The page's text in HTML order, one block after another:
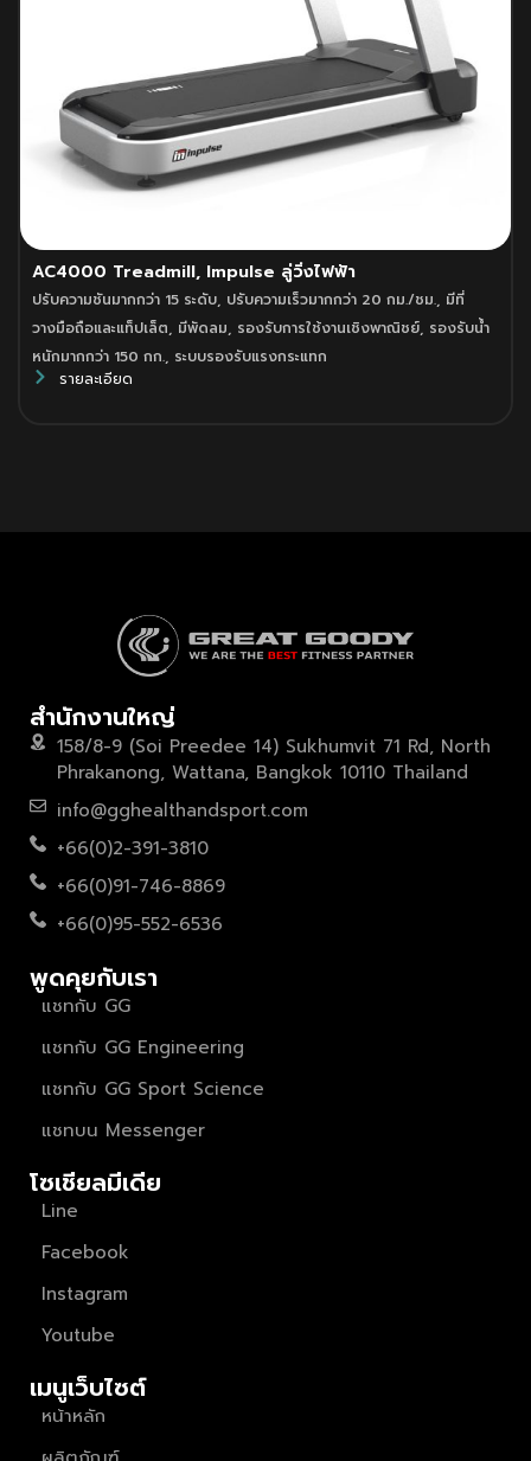
AC4000 Treadmill, Impulse ลู่วิ่งไฟฟ้า
ปรับความชันมากกว่า 15 ระดับ, ปรับความเร็วมากกว่า 20 กม./ชม., มีที่
วางมือถือและแท็ปเล็ต, มีพัดลม, รองรับการใช้งานเชิงพาณิชย์, รองรับน้ำ
หนักมากกว่า 150 กก., ระบบรองรับแรงกระแทก
รายละเอียด
สำนักงานใหญ่
158/8-9 (Soi Preedee 14) Sukhumvit 71 Rd, North
Phrakanong, Wattana, Bangkok 10110 Thailand
info@gghealthandsport.com
+66(0)2-391-3810
+66(0)91-746-8869
+66(0)95-552-6536
พูดคุยกับเรา
แชทกับ GG
แชทกับ GG Engineering
แชทกับ GG Sport Science
แชทบน Messenger
โซเชียลมีเดีย
Line
Facebook
Instagram
Youtube
เมนูเว็บไซต์
หน้าหลัก